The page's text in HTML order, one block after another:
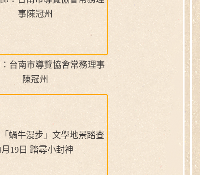
台南市導覽協會常務理事
陳冠州